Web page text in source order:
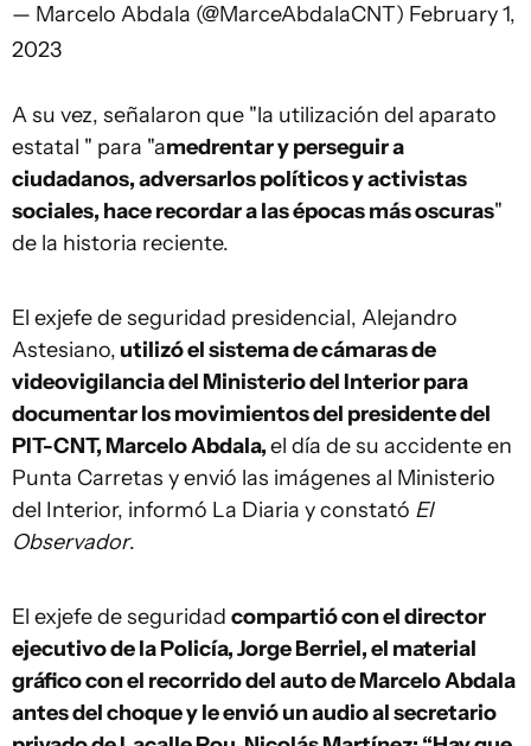
— Marcelo Abdala (@MarceAbdalaCNT) February 1,
2023
A su vez, señalaron que "la utilización del aparato
estatal " para "amedrentar y perseguir a
ciudadanos, adversarlos políticos y activistas
sociales, hace recordar a las épocas más oscuras"
de la historia reciente.
El exjefe de seguridad presidencial, Alejandro
Astesiano, utilizó el sistema de cámaras de
videovigilancia del Ministerio del Interior para
documentar los movimientos del presidente del
PIT-CNT, Marcelo Abdala,el día de su accidente en
Punta Carretas y envió las imágenes al Ministerio
del Interior, informó La Diaria y constató El
Observador.
El exjefe de seguridad compartió con el director
ejecutivo de la Policía, Jorge Berriel, el material
gráfico con el recorrido del auto de Marcelo Abdala
antes del choque y le envió un audio al secretario